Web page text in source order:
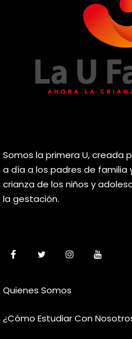
Somos la primera U, creada
a día a los padres de familia
crianza de los niños y
la gestación.
Quienes Somos
¿Cómo Estudiar Con